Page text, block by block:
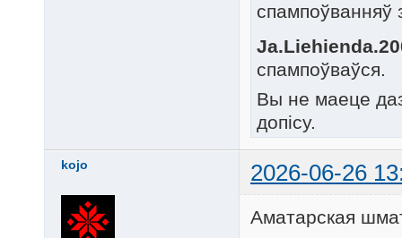
спампоўваўся.
Вы не маеце
допісу.
kojo 2026-06-26
Аматарская